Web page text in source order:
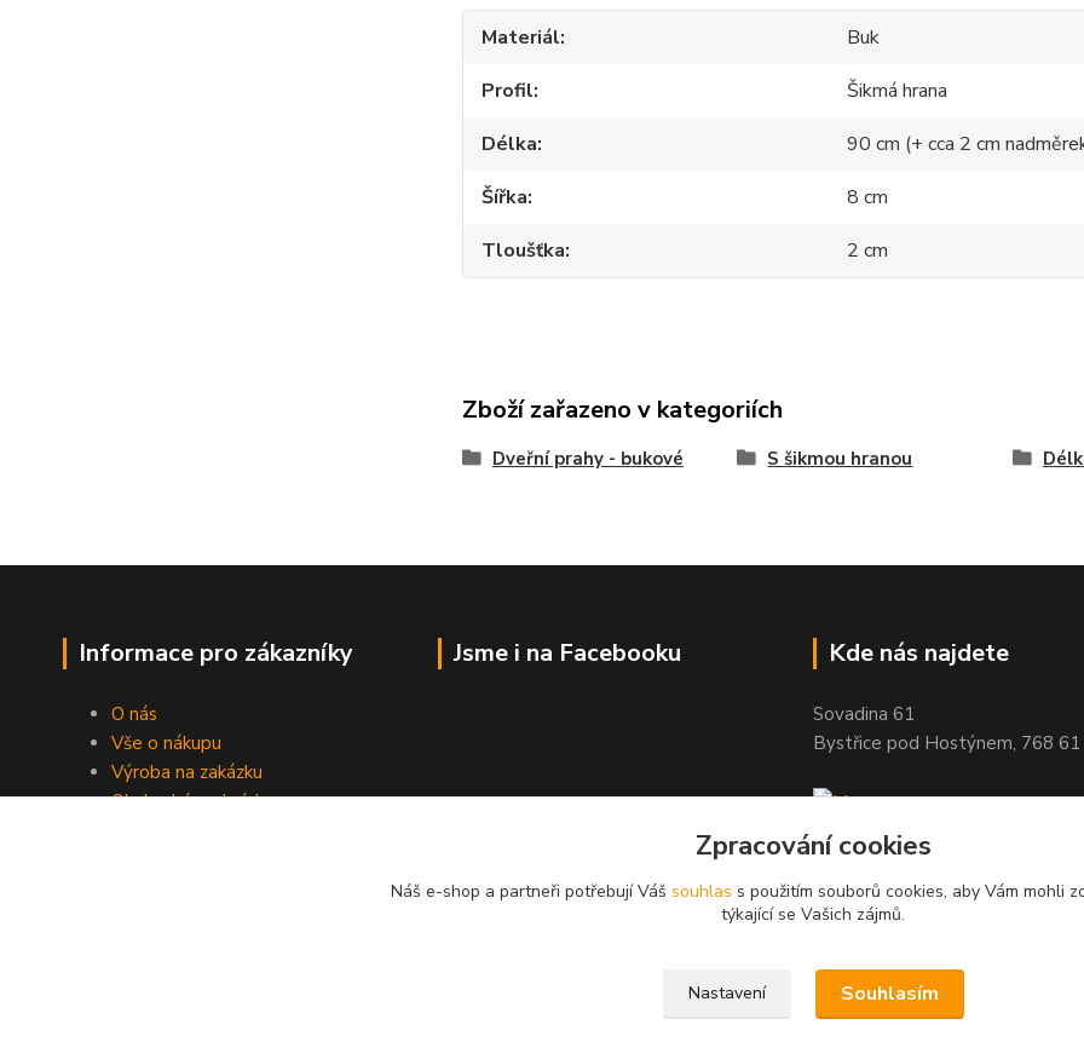
Materiál
Buk
Profil
Šikmá hrana
Délka
90 cm (+ cca 2 cm
Šířka
8 cm
Tloušťka
2 cm
Zboží zařazeno v kategoriích
Dveřní prahy - bukové S šikmou hranou
Informace pro zákazníky
O nás
Vše o nákupu
Výroba na zakázku
Obchodní podmínky
Jsme i na Facebooku Kde nás najdete
Sovadina 61
Bystřice pod Hostýnem, 768 61
Zpracování cookies
Náš e-shop a partneři potřebují Váš souhlas s použitím souborů cookies, aby Vám mohli
týkající se Vašich zájmů.
Nastavení Souhlasím